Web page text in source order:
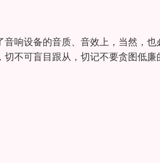
响设备的音质、音效上，当然，也
不可盲目跟从，切记不要贪图低廉